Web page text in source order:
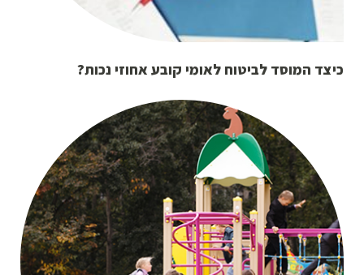
כיצד המוסד לביטוח לאומי קובע אחוזי נכות?